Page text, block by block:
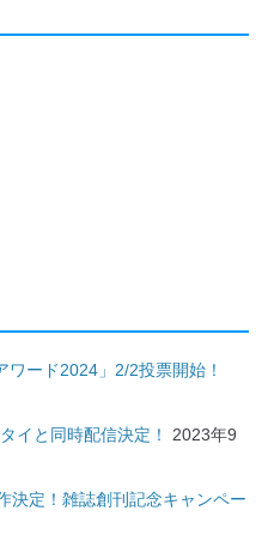
ード2024」2/2投票開始！
イと同時配信決定！
2023年9
決定！雑誌創刊記念キャンペー